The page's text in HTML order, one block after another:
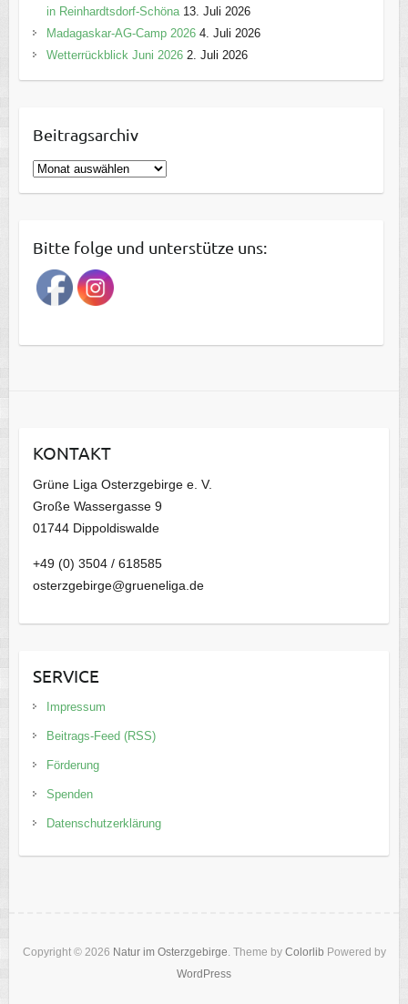
in Reinhardtsdorf-Schöna 13. Juli 2026
Madagaskar-AG-Camp 2026 4. Juli 2026
Wetterrückblick Juni 2026 2. Juli 2026
Beitragsarchiv
B
e
r
a
g
a
v
Bitte folge und unterstütze uns:
KONTAKT
Grüne Liga Osterzgebirge e. V.
Große Wassergasse 9
01744 Dippoldiswalde
+49 (0) 3504 / 618585
osterzgebirge@grueneliga.de
SERVICE
Impressum
Beitrags-Feed (RSS)
Förderung
Spenden
Datenschutzerklärung
Copyright © 2026 Natur im Osterzgebirge. Theme by Colorlib Powered by
WordPress